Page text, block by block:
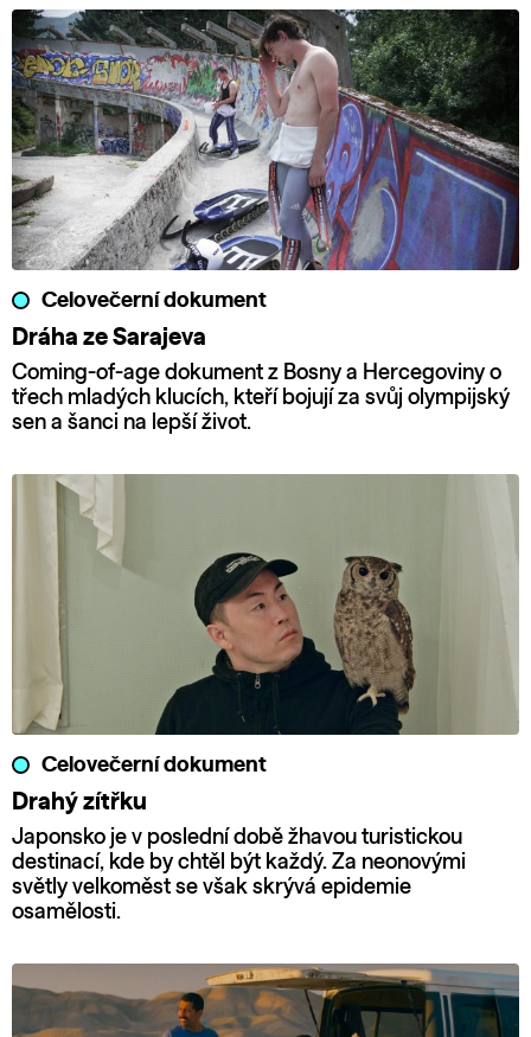
Celovečerní dokument
Dráha ze Sarajeva
Coming-of-age dokument z Bosny a Hercegoviny o
třech mladých klucích, kteří bojují za svůj olympijský
sen a šanci na lepší život.
Celovečerní dokument
Drahý zítřku
Japonsko je v poslední době žhavou turistickou
destinací, kde by chtěl být každý. Za neonovými
světly velkoměst se však skrývá epidemie
osamělosti.